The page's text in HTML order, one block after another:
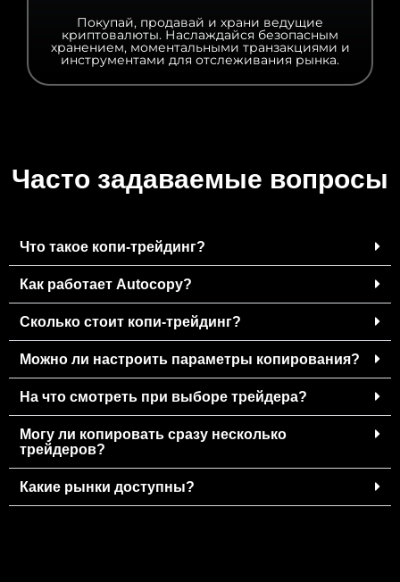
Покупай, продавай и храни ведущие
криптовалюты. Наслаждайся безопасным
хранением, моментальными транзакциями и
инструментами для отслеживания рынка.
Часто задаваемые вопросы
Что такое копи‑трейдинг?
Как работает Autocopy?
Сколько стоит копи‑трейдинг?
Можно ли настроить параметры копирования?
На что смотреть при выборе трейдера?
Могу ли копировать сразу несколько
трейдеров?
Какие рынки доступны?